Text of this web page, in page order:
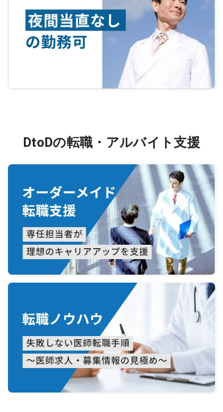
DtoDの転職・アルバイト支援